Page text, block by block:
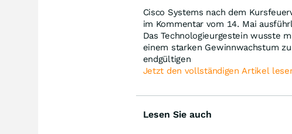
Cisco Systems nach dem
im Kommentar vom 14. Mai
Das Technologieurgestein wusste
einem starken Gewinnwachstum
endgültigen
Jetzt den vollständigen Artikel
Lesen Sie auch